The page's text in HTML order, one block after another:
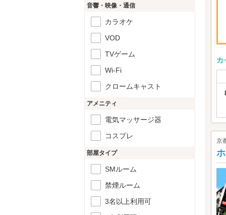
カ
京
音響・映像・通信
カラオケ
VOD
TVゲーム
Wi-Fi
クロームキャスト
アメニティ
電気マッサージ器
コスプレ
部屋タイプ
SMルーム
禁煙ルーム
3名以上利用可